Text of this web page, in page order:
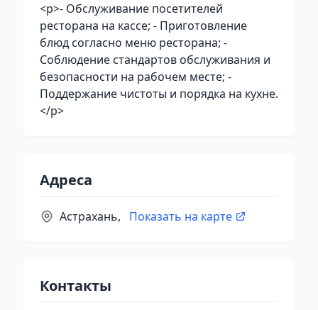
<p>- Обслуживание посетителей
ресторана на кассе; - Приготовление
блюд согласно меню ресторана; -
Соблюдение стандартов обслуживания и
безопасности на рабочем месте; -
Поддержание чистоты и порядка на кухне.
</p>
Адреса
Астрахань, Показать на карте
Контакты